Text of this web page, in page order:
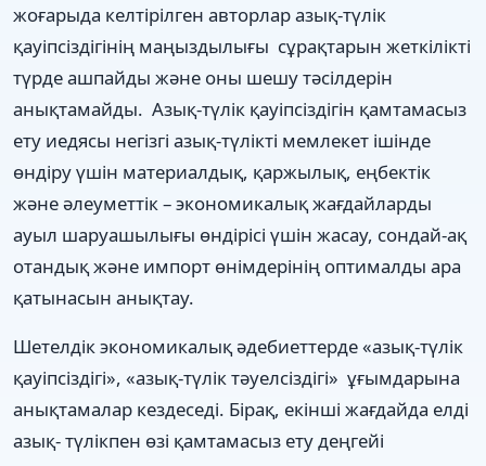
жоғарыда келтірілген авторлар азық-түлік
қауіпсіздігінің маңыздылығы сұрақтарын жеткілікті
түрде ашпайды және оны шешу тәсілдерін
анықтамайды. Азық-түлік қауіпсіздігін қамтамасыз
ету иедясы негізгі азық-түлікті мемлекет ішінде
өндіру үшін материалдық, қаржылық, еңбектік
және әлеуметтік – экономикалық жағдайларды
ауыл шаруашылығы өндірісі үшін жасау, сондай-ақ
отандық және импорт өнімдерінің оптималды ара
қатынасын анықтау.
Шетелдік экономикалық әдебиеттерде «азық-түлік
қауіпсіздігі», «азық-түлік тәуелсіздігі» ұғымдарына
анықтамалар кездеседі. Бірақ, екінші жағдайда елді
азық- түлікпен өзі қамтамасыз ету деңгейі